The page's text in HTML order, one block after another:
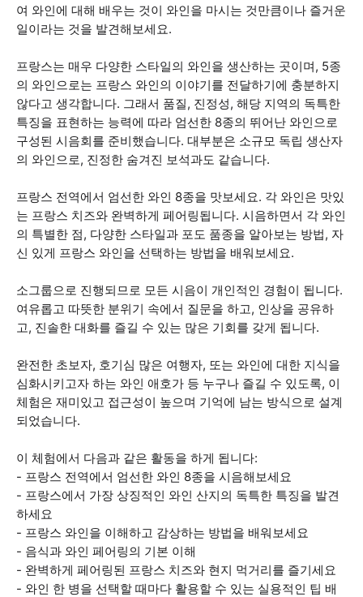
여 와인에 대해 배우는 것이 와인을 마시는 것만큼이나 즐거운
일이라는 것을 발견해보세요.
프랑스는 매우 다양한 스타일의 와인을 생산하는 곳이며, 5종
의 와인으로는 프랑스 와인의 이야기를 전달하기에 충분하지
않다고 생각합니다. 그래서 품질, 진정성, 해당 지역의 독특한
특징을 표현하는 능력에 따라 엄선한 8종의 뛰어난 와인으로
구성된 시음회를 준비했습니다. 대부분은 소규모 독립 생산자
의 와인으로, 진정한 숨겨진 보석과도 같습니다.
프랑스 전역에서 엄선한 와인 8종을 맛보세요. 각 와인은 맛있
는 프랑스 치즈와 완벽하게 페어링됩니다. 시음하면서 각 와인
의 특별한 점, 다양한 스타일과 포도 품종을 알아보는 방법, 자
신 있게 프랑스 와인을 선택하는 방법을 배워보세요.
소그룹으로 진행되므로 모든 시음이 개인적인 경험이 됩니다.
여유롭고 따뜻한 분위기 속에서 질문을 하고, 인상을 공유하
고, 진솔한 대화를 즐길 수 있는 많은 기회를 갖게 됩니다.
완전한 초보자, 호기심 많은 여행자, 또는 와인에 대한 지식을
심화시키고자 하는 와인 애호가 등 누구나 즐길 수 있도록, 이
체험은 재미있고 접근성이 높으며 기억에 남는 방식으로 설계
되었습니다.
이 체험에서 다음과 같은 활동을 하게 됩니다:
- 프랑스 전역에서 엄선한 와인 8종을 시음해보세요
- 프랑스에서 가장 상징적인 와인 산지의 독특한 특징을 발견
하세요
- 프랑스 와인을 이해하고 감상하는 방법을 배워보세요
- 음식과 와인 페어링의 기본 이해
- 완벽하게 페어링된 프랑스 치즈와 현지 먹거리를 즐기세요
- 와인 한 병을 선택할 때마다 활용할 수 있는 실용적인 팁 배